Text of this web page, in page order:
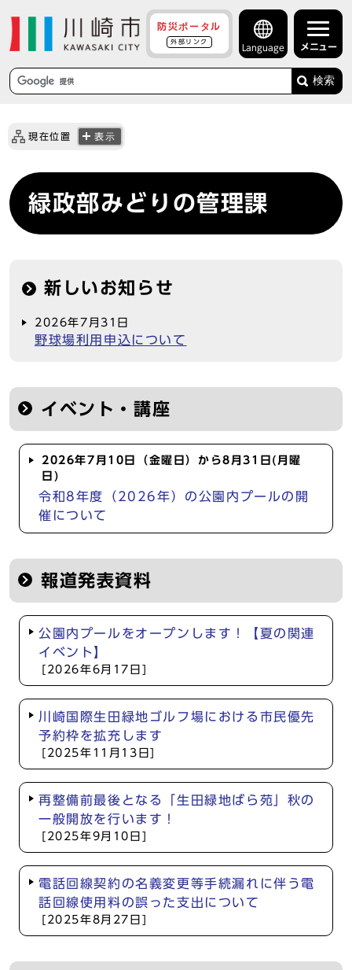
防災ポータル
外部リンク
Language メニュー
検索
現在位置 表示
緑政部みどりの管理課
新しいお知らせ
2026年7月31日
野球場利用申込について
イベント・講座
2026年7月10日（金曜日）から8月31日(月曜
日)
令和8年度（2026年）の公園内プールの開
催について
報道発表資料
公園内プールをオープンします！【夏の関連
イベント】
[2026年6月17日]
川崎国際生田緑地ゴルフ場における市民優先
予約枠を拡充します
[2025年11月13日]
再整備前最後となる「生田緑地ばら苑」秋の
一般開放を行います！
[2025年9月10日]
電話回線契約の名義変更等手続漏れに伴う電
話回線使用料の誤った支出について
[2025年8月27日]